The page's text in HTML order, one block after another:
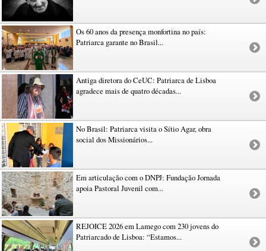
Os 60 anos da presença monfortina no país:
Patriarca garante no Brasil...
Antiga diretora do CeUC: Patriarca de Lisboa
agradece mais de quatro décadas...
No Brasil: Patriarca visita o Sítio Agar, obra
social dos Missionários...
Em articulação com o DNPJ: Fundação Jornada
apoia Pastoral Juvenil com...
REJOICE 2026 em Lamego com 230 jovens do
Patriarcado de Lisboa: “Estamos...